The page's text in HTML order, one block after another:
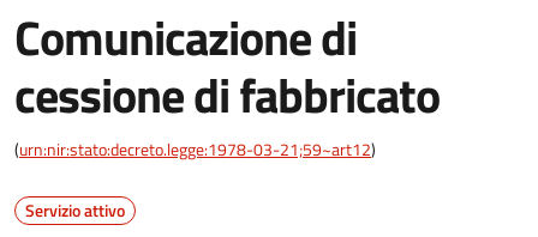
Comunicazione di
cessione di fabbricato
(urn:nir:stato:decreto.legge:1978-03-21;59~art12)
Servizio attivo